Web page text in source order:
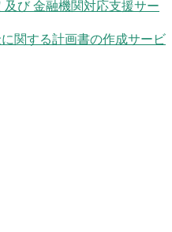
び 金融機関対応支援サー
関する計画書の作成サービ